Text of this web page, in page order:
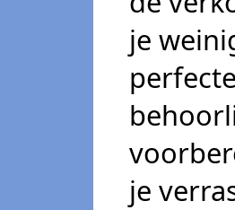
je
je